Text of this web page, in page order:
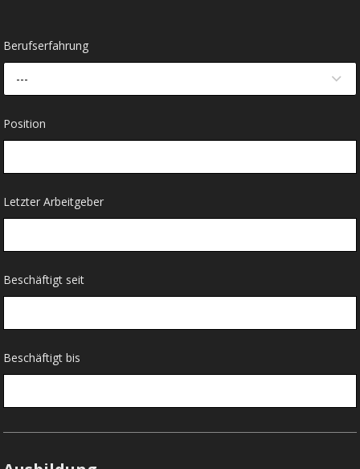
Berufserfahrung
---
Position
Letzter Arbeitgeber
Beschäftigt seit
Beschäftigt bis